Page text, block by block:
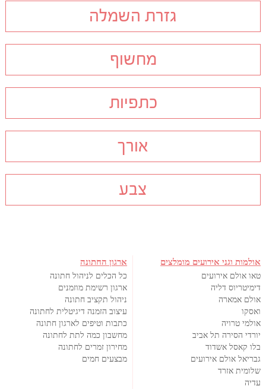
גזרת השמלה
מחשוף
כתפיות
אורך
צבע
אולמות וגני אירועים מומלצים
טאו אולם אירועים
דימיטריוס דליה
אולם אמארה
ואסקו
אולמי טרויה
יורדי הסירה תל אביב
בלו קאסל אשדוד
גבריאל אולם אירועים
שלומית אזרד
עדיה
ארגון החתונה
כל הכלים לניהול חתונה
ארגון רשימת מוזמנים
ניהול תקציב חתונה
עיצוב הזמנה דיגיטלית לחתונה
כתבות וטיפים לארגון חתונה
מחשבון כמה לתת לחתונה
מחירון זמרים לחתונה
מבצעים חמים